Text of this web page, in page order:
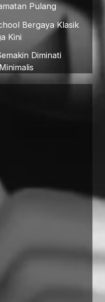
Pulang
Bergaya Klasik
Kini
Diminati